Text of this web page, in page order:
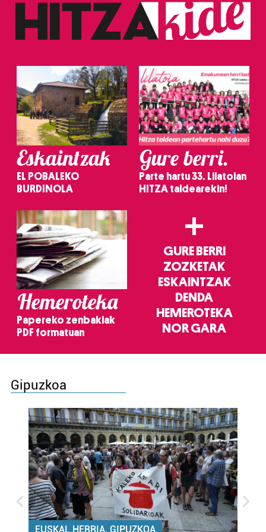
Eskaintzak
EL POBALEKO
BURDINOLA
Gure berri.
Parte hartu 33. Lilatoian
HITZA taldearekin!
Hemeroteka
Papereko zenbakiak
PDF formatuan
+
GURE BERRI
ZOZKETAK
ESKAINTZAK
DENDA
HEMEROTEKA
NOR GARA
Gipuzkoa
EUSKAL HERRIA, GIPUZKOA